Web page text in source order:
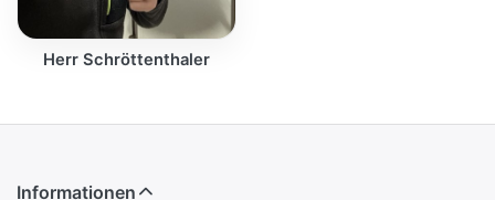
Herr Schröttenthaler
Informationen